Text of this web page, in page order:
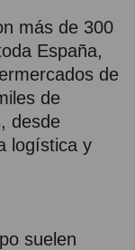
más de 300
España,
de
de
desde
logística y
suelen